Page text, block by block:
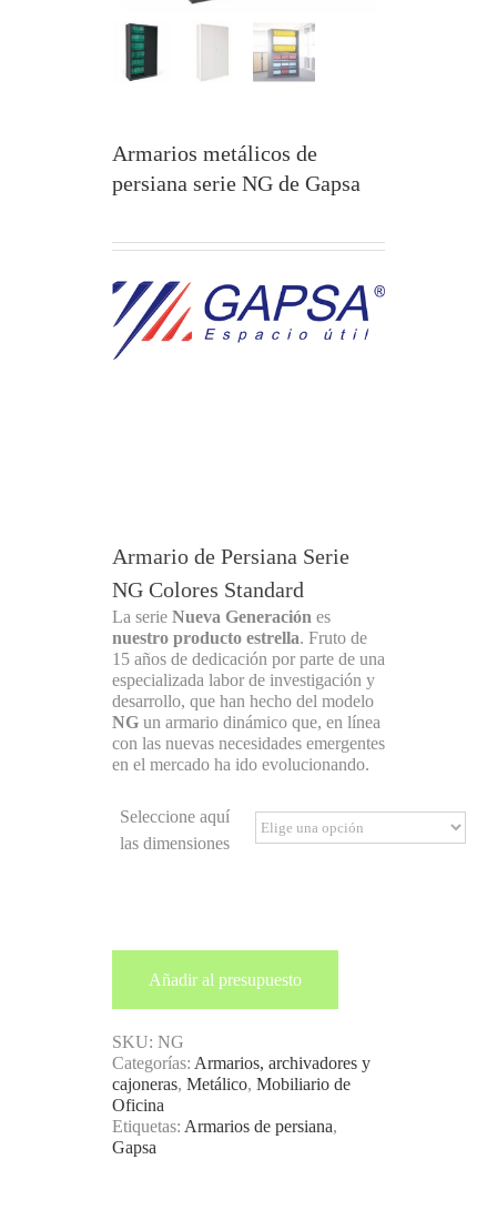
Armarios metálicos de
persiana serie NG de Gapsa
Armario de Persiana Serie
NG Colores Standard
La serie Nueva Generación es
nuestro producto estrella. Fruto de
15 años de dedicación por parte de una
especializada labor de investigación y
desarrollo, que han hecho del modelo
NGun armario dinámico que, en línea
con las nuevas necesidades emergentes
en el mercado ha ido evolucionando.
Seleccione aquí
las dimensiones
Añadir al presupuesto
SKU: NG
Categorías: Armarios, archivadores y
cajoneras, Metálico, Mobiliario de
Oficina
Etiquetas: Armarios de persiana,
Gapsa